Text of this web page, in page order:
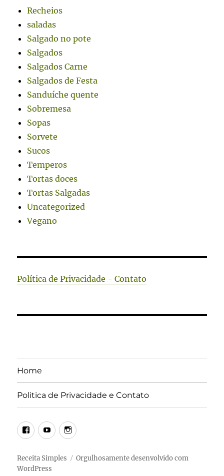
Recheios
saladas
Salgado no pote
Salgados
Salgados Carne
Salgados de Festa
Sanduíche quente
Sobremesa
Sopas
Sorvete
Sucos
Temperos
Tortas doces
Tortas Salgadas
Uncategorized
Vegano
Política de Privacidade - Contato
Home
Politica de Privacidade e Contato
Facebook
YoutubeInstagram
Receita Simples
Orgulhosamente desenvolvido com
WordPress